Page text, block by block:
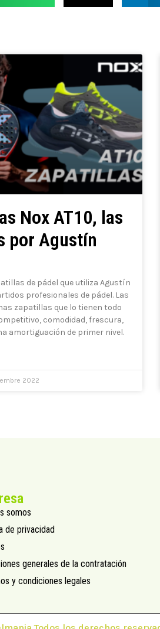
Nox AT10, las
por Agustín
de pádel que utiliza Agustín
profesionales de pádel. Las
zapatillas que lo tienen todo
comodidad, frescura,
amortiguación de primer nivel.
2022
somos
de privacidad
generales de la contratación
y condiciones legales